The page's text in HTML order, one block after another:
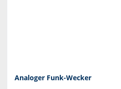
Analoger Funk-Wecker